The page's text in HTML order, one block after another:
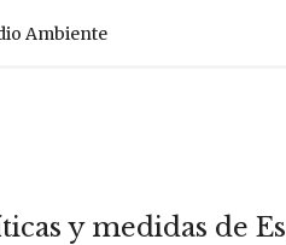
Ambiente
y medidas de